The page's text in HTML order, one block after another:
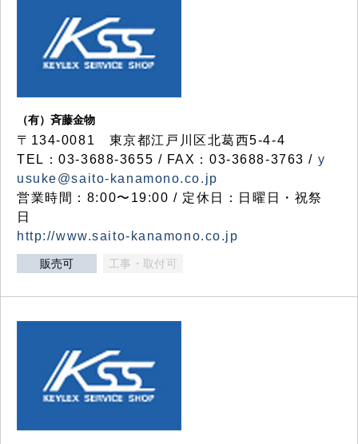
（有）斉藤金物
〒134-0081 東京都江戸川区北葛西5-4-4
TEL：03-3688-3655 / FAX：03-3688-3763 / y
usuke@saito-kanamono.co.jp
営業時間：8:00〜19:00 / 定休日：日曜日・祝祭
日
http://www.saito-kanamono.co.jp
販売可 工事・取付可